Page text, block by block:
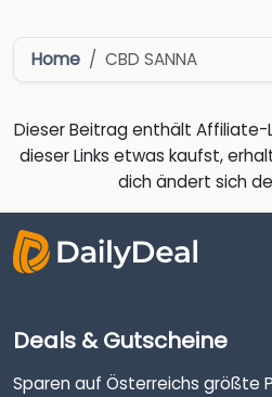
Home CBD SANNA
Dieser Beitrag enthält Affiliate-
dieser Links etwas kaufst,
dich ändert sich
Deals & Gutscheine
Sparen auf Österreichs größte